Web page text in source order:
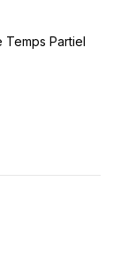
Temps Partiel